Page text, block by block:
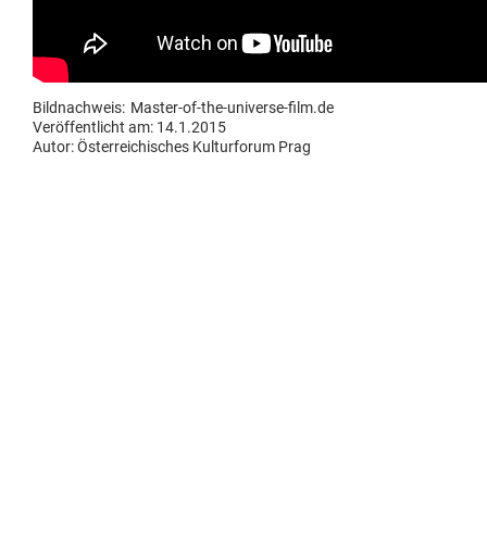
Bildnachweis: Master-of-the-universe-film.de
Veröffentlicht am: 14.1.2015
Autor:Österreichisches Kulturforum Prag